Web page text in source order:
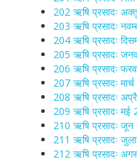
202 ऋषि प्रसादः
203 ऋषि प्रसादः
204 ऋषि प्रसादः
205 ऋषि प्रसादः
206 ऋषि प्रसादः
207 ऋषि प्रसादः
208 ऋषि प्रसादः
209 ऋषि प्रसादः मई
210 ऋषि प्रसादः
211 ऋषि प्रसादः
212 ऋषि प्रसादः